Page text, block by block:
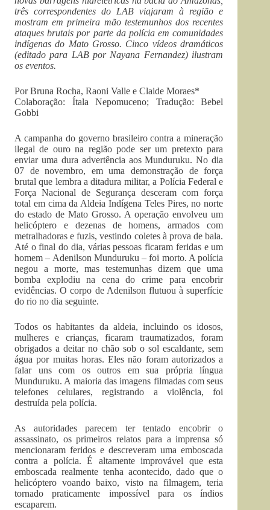
três correspondentes do LAB viajaram à região e
mostram em primeira mão testemunhos dos recentes
ataques brutais por parte da polícia em comunidades
indígenas do Mato Grosso. Cinco vídeos dramáticos
(editado para LAB por Nayana Fernandez) ilustram
os eventos.
Por Bruna Rocha, Raoni Valle e Claide Moraes*
Colaboração: Ítala Nepomuceno; Tradução: Bebel
Gobbi
A campanha do governo brasileiro contra a mineração
ilegal de ouro na região pode ser um pretexto para
enviar uma dura advertência aos Munduruku. No dia
07 de novembro, em uma demonstração de força
brutal que lembra a ditadura militar, a Polícia Federal e
Força Nacional de Segurança desceram com força
total em cima da Aldeia Indígena Teles Pires, no norte
do estado de Mato Grosso. A operação envolveu um
helicóptero e dezenas de homens, armados com
metralhadoras e fuzis, vestindo coletes à prova de bala.
Até o final do dia, várias pessoas ficaram feridas e um
homem – Adenilson Munduruku – foi morto. A polícia
negou a morte, mas testemunhas dizem que uma
bomba explodiu na cena do crime para encobrir
evidências. O corpo de Adenilson flutuou à superfície
do rio no dia seguinte.
Todos os habitantes da aldeia, incluindo os idosos,
mulheres e crianças, ficaram traumatizados, foram
obrigados a deitar no chão sob o sol escaldante, sem
água por muitas horas. Eles não foram autorizados a
falar uns com os outros em sua própria língua
Munduruku. A maioria das imagens filmadas com seus
telefones celulares, registrando a violência, foi
destruída pela polícia.
As autoridades parecem ter tentado encobrir o
assassinato, os primeiros relatos para a imprensa só
mencionaram feridos e descreveram uma emboscada
contra a polícia. É altamente improvável que esta
emboscada realmente tenha acontecido, dado que o
helicóptero voando baixo, visto na filmagem, teria
tornado praticamente impossível para os índios
escaparem.